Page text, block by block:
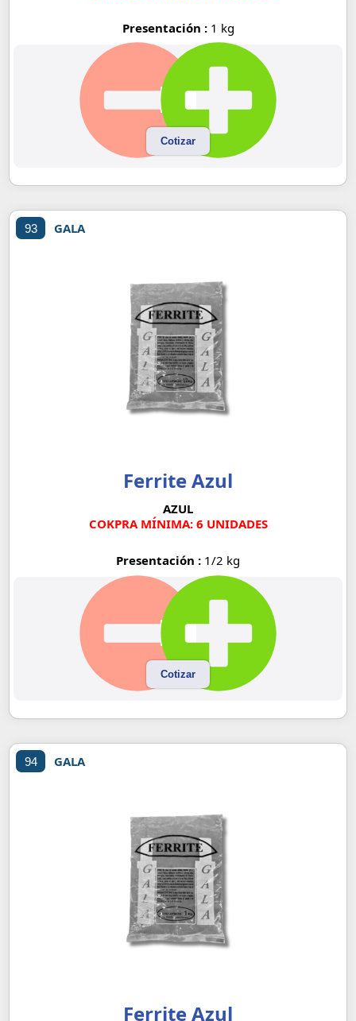
Presentación : 1 kg
Cotizar
Ferrite Azul
AZUL
COKPRA MÍNIMA: 6 UNIDADES
Presentación : 1/2 kg
93 GALA
Cotizar
Ferrite Azul
94 GALA